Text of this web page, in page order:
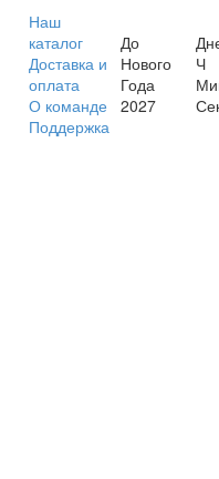
Наш
каталог
Доставка и
оплата
О команде
Поддержка
До
Нового
Года
2027
Ч